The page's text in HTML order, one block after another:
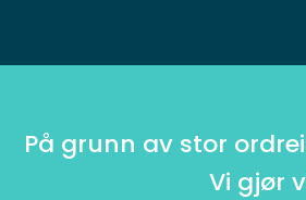
På grunn av stor
Vi gjør